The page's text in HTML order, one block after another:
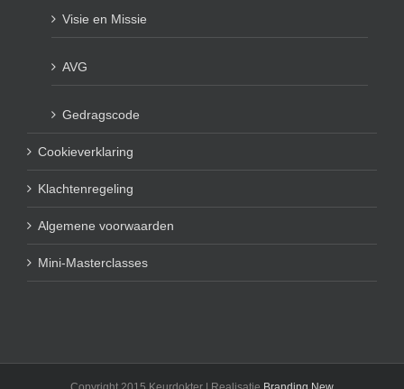
Visie en Missie
AVG
Gedragscode
Cookieverklaring
Klachtenregeling
Algemene voorwaarden
Mini-Masterclasses